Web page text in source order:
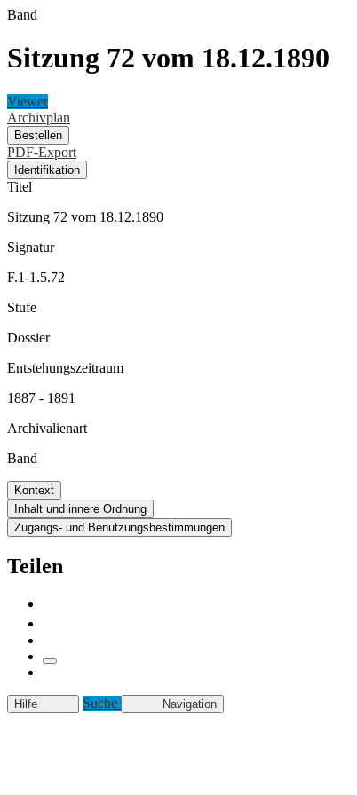
Band
Sitzung 72 vom 18.12.1890
Viewer
Archivplan
Bestellen
PDF-Export
Identifikation
Titel
Sitzung 72 vom 18.12.1890
Signatur
F.1-1.5.72
Stufe
Dossier
Entstehungszeitraum
1887 - 1891
Archivalienart
Band
Kontext
Inhalt und innere Ordnung
Zugangs- und Benutzungsbestimmungen
Teilen
Hilfe Suche Navigation